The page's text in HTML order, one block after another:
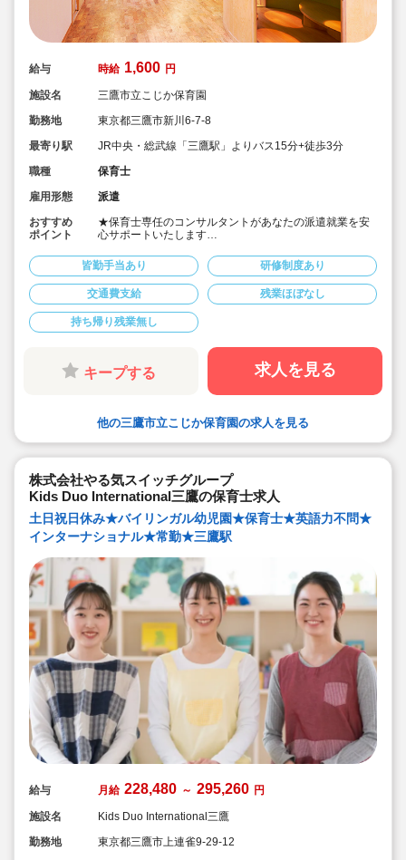
給与 時給 1,600 円
施設名
三鷹市立こじか保育園
勤務地
東京都三鷹市新川6-7-8
最寄り駅
JR中央・総武線「三鷹駅」よりバス15分+徒歩3分
職種
保育士
雇用形態
派遣
おすすめ
ポイント
★保育士専任のコンサルタントがあなたの派遣就業を安
心サポートいたします
★時給1,600円の求人です
皆勤手当あり 研修制度あり
交通費支給 残業ほぼなし
持ち帰り残業無し
キープする 求人を見る
他の三鷹市立こじか保育園の求人を見る
株式会社やる気スイッチグループ
Kids Duo International三鷹の保育士求人
土日祝日休み★バイリンガル幼児園★保育士★英語力不問★
インターナショナル★常勤★三鷹駅
給与 月給 228,480 ～ 295,260 円
施設名
Kids Duo International三鷹
勤務地
東京都三鷹市上連雀9-29-12